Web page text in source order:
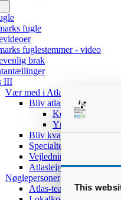
This
fugle
fuglestemmer - video
brak
III
Vær med i Atlas III
Bliv atlasdeltager
Kom hurtigt i gang
Yngleadfærdstyper
Bliv kvadratansvarlig
Specialteams
Vejledninger
Atlaslejre 2017
Nøglepersoner
Atlas-teamet